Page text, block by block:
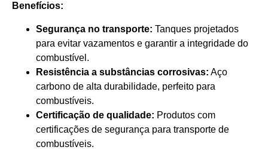
Benefícios:
Segurança no transporte: Tanques projetados
para evitar vazamentos e garantir a integridade do
combustível.
Resistência a substâncias corrosivas: Aço
carbono de alta durabilidade, perfeito para
combustíveis.
Certificação de qualidade: Produtos com
certificações de segurança para transporte de
combustíveis.